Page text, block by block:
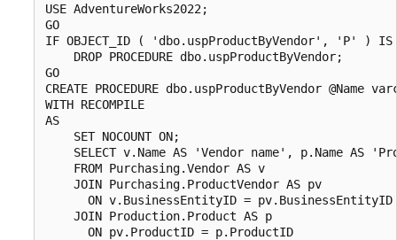
USE AdventureWorks2022;
GO
IF OBJECT_ID ( 'dbo.uspProductByVendor', 'P' )
    DROP PROCEDURE dbo.uspProductByVendor;
GO
CREATE PROCEDURE dbo.uspProductByVendor
WITH RECOMPILE
AS
    SET NOCOUNT ON;
SELECT v.Name AS 'Vendor name', p.Name AS
    FROM Purchasing.Vendor AS v
    JOIN Purchasing.ProductVendor AS pv
ON v.BusinessEntityID =
    JOIN Production.Product AS p
      ON pv.ProductID = p.ProductID